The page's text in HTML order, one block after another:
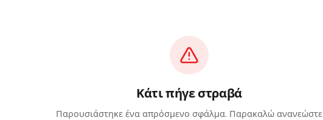
Κάτι πήγε στραβά
Παρουσιάστηκε ένα απρόσμενο σφάλμα. Παρακαλώ ανανεώστε